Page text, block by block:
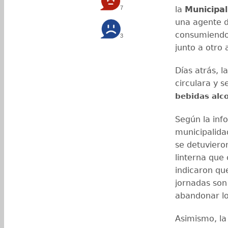
7
3
la
una agente
junto a otro
Días atrás,
circulara y
bebidas
Según la
se
linterna que
indicaron
jornadas
abandonar
Asimismo,